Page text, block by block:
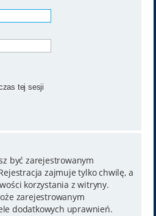
tej sesji
być zarejestrowanym
zajmuje tylko chwilę, a
korzystania z witryny.
zarejestrowanym
dodatkowych uprawnień.